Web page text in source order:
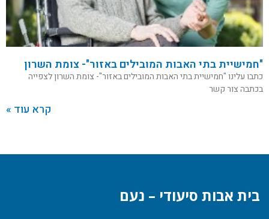
"חמישיית בתי האבות המובילים באזור"- צומת השרון
כתבו עלינו "חמישיית בתי האבות המובילים באזור"- צומת השרון לצפייה
בכתבה צור קשר
קרא עוד »
בית אבות סיעודי – נעם